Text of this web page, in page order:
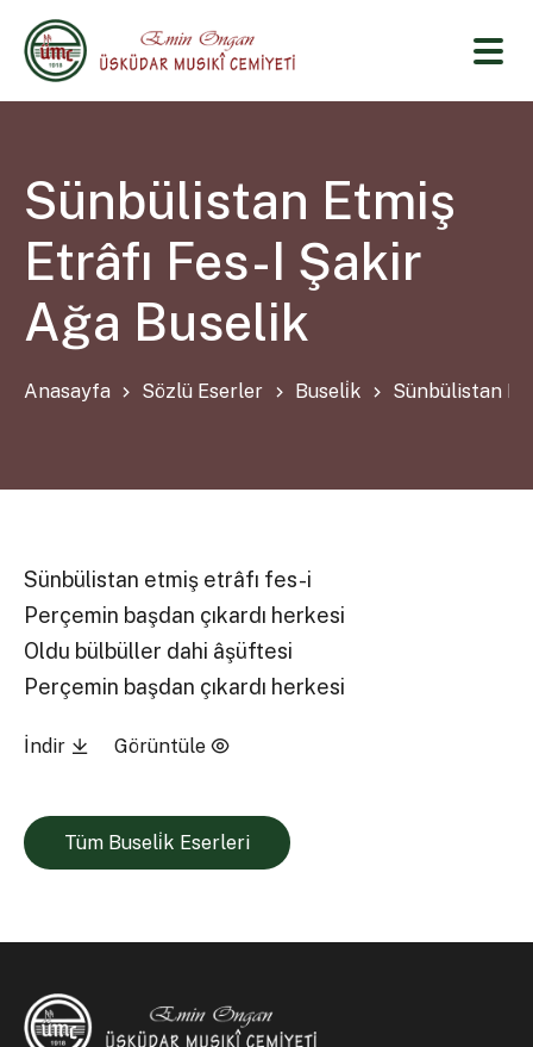
Sünbülistan Etmiş
Etrâfı Fes-I Şakir
Ağa Buselik
Anasayfa Sözlü Eserler Buseli̇k Sünbülistan
Sünbülistan etmiş etrâfı fes-i
Perçemin başdan çıkardı herkesi
Oldu bülbüller dahi âşüftesi
Perçemin başdan çıkardı herkesi
İndir Görüntüle
Tüm Buseli̇k Eserleri